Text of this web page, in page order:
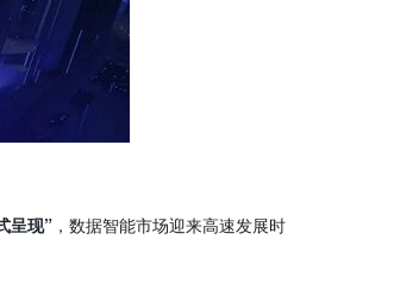
呈现” ，数据智能市场迎来高速发展时